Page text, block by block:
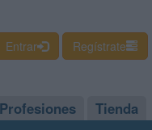
Entrar Regístrate
Profesiones Tienda